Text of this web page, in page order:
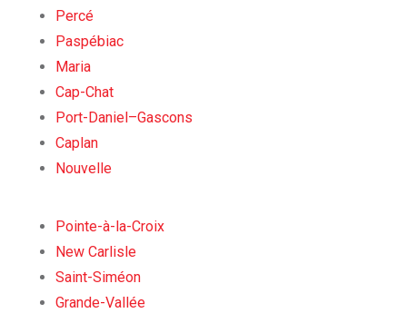
Percé
Paspébiac
Maria
Cap-Chat
Port-Daniel–Gascons
Caplan
Nouvelle
Pointe-à-la-Croix
New Carlisle
Saint-Siméon
Grande-Vallée